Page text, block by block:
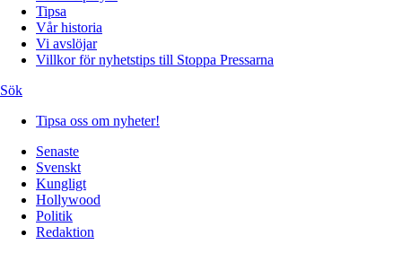
Tipsa
Vår historia
Vi avslöjar
Villkor för nyhetstips till Stoppa Pressarna
Sök
Tipsa oss om nyheter!
Senaste
Svenskt
Kungligt
Hollywood
Politik
Redaktion